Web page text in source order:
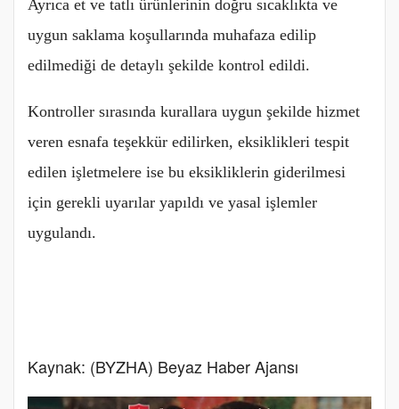
Ayrıca et ve tatlı ürünlerinin doğru sıcaklıkta ve
uygun saklama koşullarında muhafaza edilip
edilmediği de detaylı şekilde kontrol edildi.
Kontroller sırasında kurallara uygun şekilde hizmet
veren esnafa teşekkür edilirken, eksiklikleri tespit
edilen işletmelere ise bu eksikliklerin giderilmesi
için gerekli uyarılar yapıldı ve yasal işlemler
uygulandı.
Kaynak: (BYZHA) Beyaz Haber Ajansı